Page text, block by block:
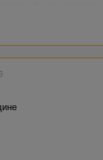
долог.
упоровшись не по-
сорок.
и оживленье,
несут.
лениво.
районный суд.
миражи.
сторожит.